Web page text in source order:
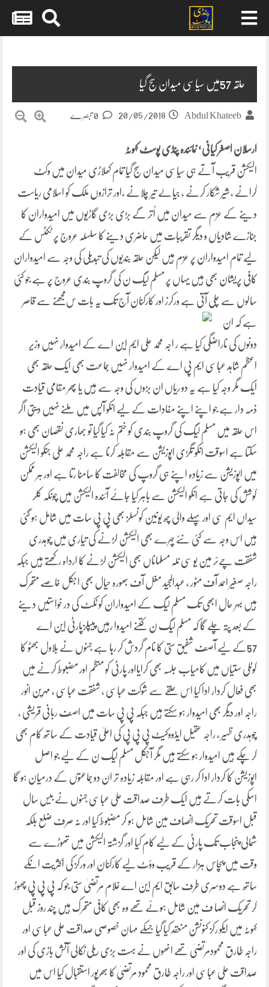
حلقہ 57میں سیاسی میدان سج گیا
Abdul Khateeb
20/05/2018
ارسلان اصغر کیانی‘ نمائندہ پنڈی پوسٹ کہوٹہ
الیکشن قریب آتے ہی سیاسی میدان سج گیا تمام کھلاڑی میدان میں وکٹ
گرانے ، شیر شکار کرنے ، جیالے تیر چلانے ،اور ترازوں ملک کو اسلامی ریاست
دینے کے عزم سے میدان میں اُتر گے بڑی بڑی گاڑیوں میں امیدواران کا
جنازے شادیاں و دیگر تقریبات میں حاضری دینے کا سلسلہ عروج پر ٹکٹس کے
لیے تمام امیدواران پر عزم ہیں لیکن حلقہ بندیوں کی تبدیلی کی وجہ سے امیدواران
کافی پریشان بھی ہیں یہاں پر مسلم لیگ ن کی گروپ بندی عروج پر ہے جو کئی
سالوں سے چلی آتی ہے ورکرز اور کارکنان آج تک یہ بات س مجھنے سے قاصر
ہے کہ ان
دونوں کی ناراضگی کیا ہے ر اجہ محمد علی ایم این اے کے امیدوار نہیں وزیر
اعظم شاہد عباسی ایم پی اے کے امیدوار نہیں جماعت بھی ایک حلقہ بھی
ایک مگر وجہ کیا ہے یہ دو ریاں ان بڑوں کی وجہ سے ہیں یا پھر مقامی قیادت
ذمہ دار ہے جو اپنے اپنے مفادات کے لیے انکو آپس میں ملنے نہیں دیتی اگر
اس حلقہ میں مسلم لیگ کی گروپ بندی کو ختم نہ کیا گیا تو بھاری نقصان بھی ہو
سکتا ہے اسوقت انکو تگڑی اپوزیشن سے مقابلہ کرنا ہے راجہ محمد علی جنکو الیکشن
میں اپوزیشن سے زیادہ اپنے ہی گروپ کی مخالفت کا سامنا رتا ہے اور ہر ممکن
کوشش کی جاتی ہے انکو الیکشن سے باہر کیا جائے آئندہ الیکشن میں چونکہ کلر
سیداں ایم سی اور پہلے والی چھ یونین کونسلز بھی پی پی سات میں شامل ہو گئی
ہیں اس وجہ سے کئی نئے چہرے بھی الیکشن لڑنے کی تیاری میں چوہدری
شفقت چےئر مین یو سی نلہ مسلماناں بھی الیکشن لڑنے کا ارداہ رکھتے ہیں جبکہ
راجہ صغیر احمد آف مٹور ، عبدالمجید مغل آف بھورہ حیال بھی اجکل خاصے متحرک
ہیں بہر حال ابھی تک مسلم لیگ کے امیدواران کو ٹکٹ کی در خواستیں دینے
کے بعد پتہ چلے گا کہ مسلم لیگ ن کتنے امیدوا رہیں پیپلزپارٹی این اے
57کے لیے آصف شفیق ستی کا نام گردش کر رہا ہے جہنوں نے بلاول بھٹو کا
کوٹلی ستیاں میں کامیاب جلسہ بھی کرایااور پارٹی کو منظم اور مضبوط کرنے میں
بھی فعال کردار ادا کیا اس حلقے سے شوکت عباسی ، شفقت عباسی ، مہرین انور
راجہ اور دیگر بھی امیدوار ہو سکتے ہیں جبکہ پی پی سات میں اصف ربانی قریشی ،
چوہدری ظہیر ، راجہ عقیل ایڈووکیٹ پی پی پی کی اعلیٰ قیادت کے ساتھ کام بھی
کر چکے ہیں امیدوار ہو سکتے ہیں مگر آجکل مسلم لیگ ن کے لیے جو اصل
اپوزیشن کا کردار ادا کر رہی ہے اور مقابلہ زیادہ تر ان دو جماعتوں کے درمیان ہو گا
اسکی بات کرتے ہیں ایک طرف صداقت علی عباسی جہنوں نے بیس سال
قبل اسوقت تحریک انصاف مین شامل ہو کر مضبوط کیا اور نہ صرف ضلع بلکہ
شمالی پنجاب تک پارٹی کے لیے کام کیا اور گزشتہ الیکشن میں تھوڑے سے
وقت میں پچاس ہزار کے قریب وؤٹ لیے کارکنان اور ورکز کی اکثریت انکے
ساتھ ہے دوسری طرف سابق ایم این اے غلام مرتضیٰ ستی جو کہ پی پی پی چھوڑ
کر تحریک انصا ف مین شامل ہوئے تھے وہ بھی کافی متحرک ہیں چند روز قبل
کہوٹہ میں ایکو رکز کنونشن منعقد کیا گیا جسکے مہان خصوصی صداقت علی عباسی اور
راجہ طارق محمودمرتضیٰ تھے انھوں نے بہت بڑی ریلی نکالی آتش بازی کی اور
صداقت علی عباسی اور راجہ طارق محمود مرتضیٰ کا بھرپور استقبال کیا اس میں